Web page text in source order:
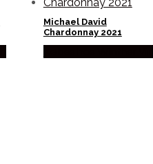
Michael David
Chardonnay 2021